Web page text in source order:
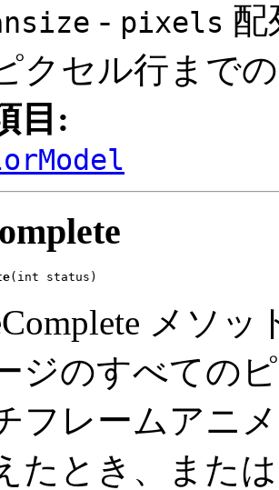
- pixels 配
クセル行まで
目:
(int status)
メソッ
ジのすべての
フレームアニ
たとき、また